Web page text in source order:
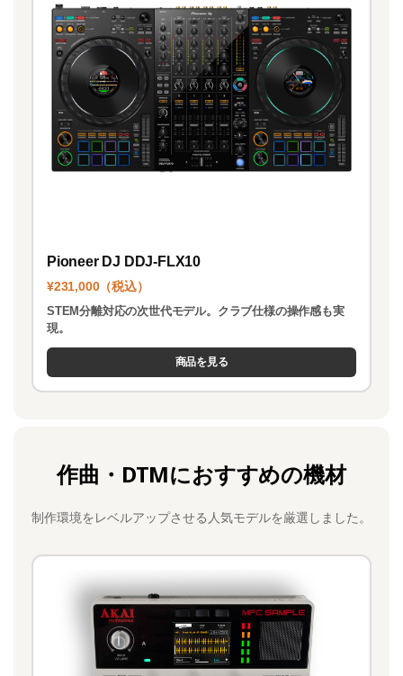
Pioneer DJ DDJ-FLX10
¥231,000（税込）
STEM分離対応の次世代モデル。クラブ仕様の操作感も実
現。
商品を見る
作曲・DTMにおすすめの機材
制作環境をレベルアップさせる人気モデルを厳選しました。